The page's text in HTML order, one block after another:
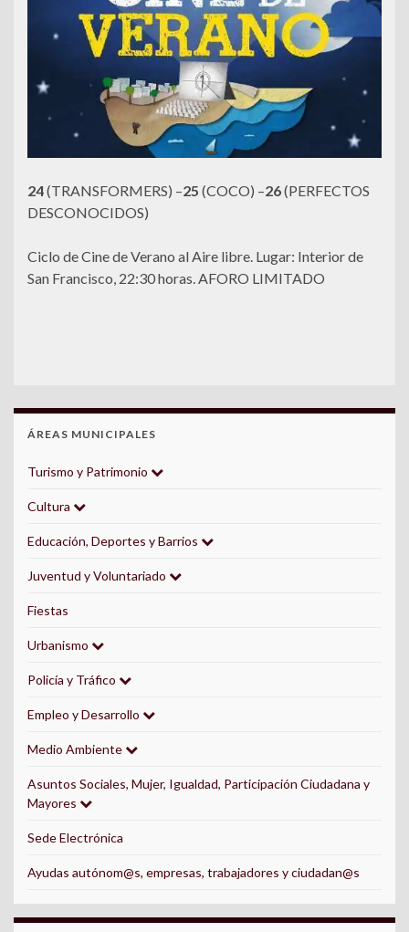
24(TRANSFORMERS) –25 (COCO) –26(PERFECTOS
DESCONOCIDOS)
Ciclo de Cine de Verano al Aire libre. Lugar: Interior de
San Francisco, 22:30 horas. AFORO LIMITADO
ÁREAS MUNICIPALES
Turismo y Patrimonio
Cultura
Educación, Deportes y Barrios
Juventud y Voluntariado
Fiestas
Urbanismo
Policía y Tráfico
Empleo y Desarrollo
Medio Ambiente
Asuntos Sociales, Mujer, Igualdad, Participación Ciudadana y
Mayores
Sede Electrónica
Ayudas autónom@s, empresas, trabajadores y ciudadan@s